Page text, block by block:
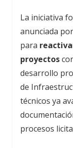
La iniciativa
anunciada
para
proyectos
desarrollo
de
técnicos ya
procesos